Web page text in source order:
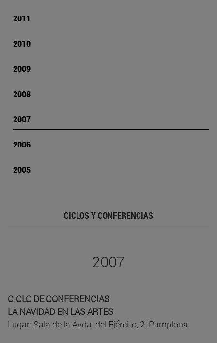
2011
2010
2009
2008
2007
2006
2005
CICLOS Y CONFERENCIAS
2007
CICLO DE CONFERENCIAS
LA NAVIDAD EN LAS ARTES
Lugar: Sala de la Avda. del Ejército, 2. Pamplona